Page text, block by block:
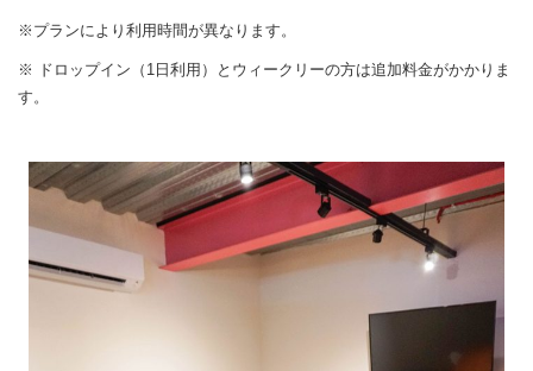
※プランにより利用時間が異なります。
※ ドロップイン（1日利用）とウィークリーの方は追加料金がかかりま
す。